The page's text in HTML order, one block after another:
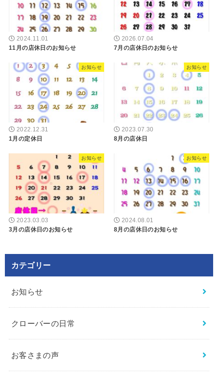
2024.11.01
11月の店休日のお知らせ
2026.07.04
7月の店休日のお知らせ
お知らせ
2022.12.31
1月の定休日
お知らせ
2023.07.30
8月の店休日
お知らせ
2023.03.03
3月の店休日のお知らせ
お知らせ
2024.08.01
8月の店休日のお知らせ
カテゴリー
お知らせ
クローバーの日常
お客さまの声